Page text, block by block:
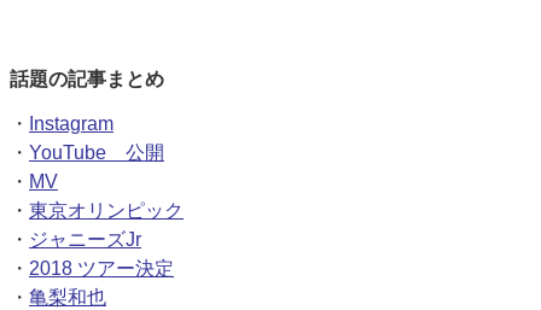
話題の記事まとめ
・
Instagram
・ YouTube 公開
・ MV
・ 東京オリンピック
・ ジャニーズJr
・ 2018 ツアー決定
・ 亀梨和也